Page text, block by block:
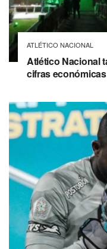
ATLÉTICO NACIONAL
Atlético Nacional
cifras económicas